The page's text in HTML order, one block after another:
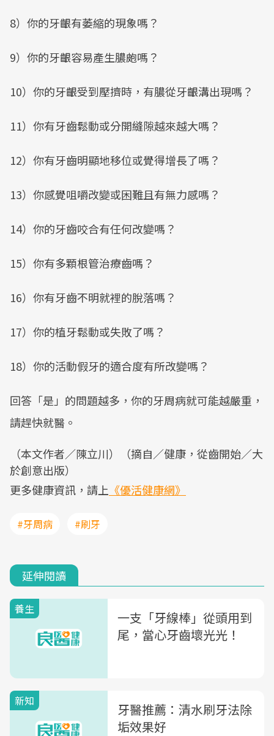
8）你的牙齦有萎縮的現象嗎？
9）你的牙齦容易產生膿皰嗎？
10）你的牙齦受到壓擠時，有膿從牙齦溝出現嗎？
11）你有牙齒鬆動或分開縫隙越來越大嗎？
12）你有牙齒明顯地移位或覺得增長了嗎？
13）你感覺咀嚼改變或困難且有無力感嗎？
14）你的牙齒咬合有任何改變嗎？
15）你有多顆根管治療齒嗎？
16）你有牙齒不明就裡的脫落嗎？
17）你的植牙鬆動或失敗了嗎？
18）你的活動假牙的適合度有所改變嗎？
回答「是」的問題越多，你的牙周病就可能越嚴重，
請趕快就醫。
（本文作者／陳立川）（摘自／健康，從齒開始／大
於創意出版）
更多健康資訊，請上 《優活健康網》
#牙周病 #刷牙
延伸閱讀
養生
一支「牙線棒」從頭用到
尾，當心牙齒壞光光！
新知
牙醫推薦：清水刷牙法除
垢效果好